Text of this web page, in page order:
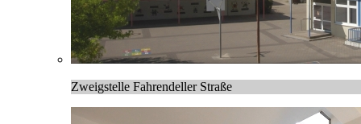
Zweigstelle Fahrendeller Straße